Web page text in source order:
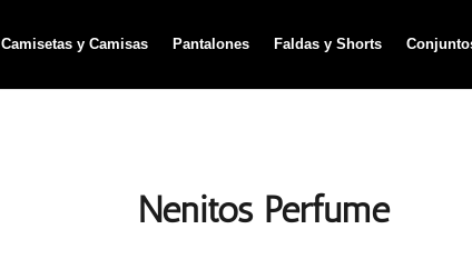
Camisetas y Camisas Pantalones Faldas y Shorts
Nenitos Perfume